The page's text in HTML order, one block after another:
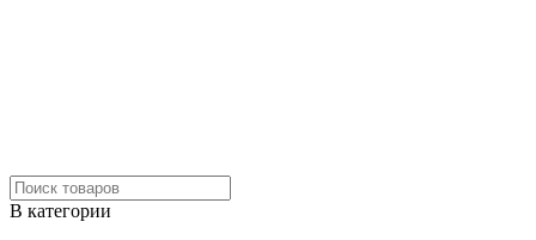
В категории